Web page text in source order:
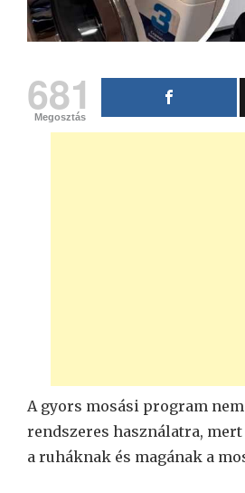
681
Megosztás
A gyors mosási program
rendszeres használatra,
a ruháknak és magának a